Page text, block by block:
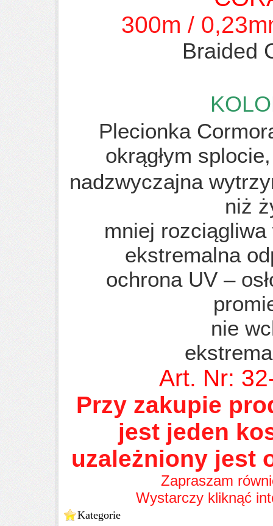
300m /
Braided
Plecionka
okrągłym
nadzwyczajna
niż
mniej
ekstremalna
ochrona UV –
nie
Art. Nr:
Przy zakupie
jest jeden
uzależniony jest
Zapraszam
Wystarczy kliknąć
Kategorie